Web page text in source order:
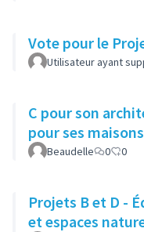
Vote pour le
Utilisateur ayant
C pour son
pour ses
Beaudelle 0 0
Projets B et D -
et espaces